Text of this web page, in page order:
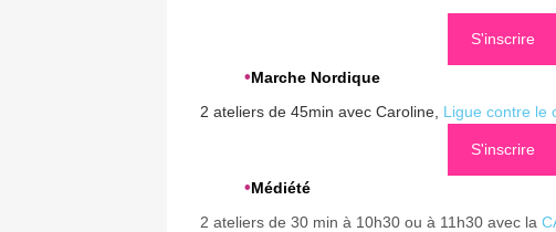
S'inscrire
•Marche Nordique
2 ateliers de 45min avec Caroline, Ligue contre le
S'inscrire
•Médiété
2 ateliers de 30 min à 10h30 ou à 11h30 avec la